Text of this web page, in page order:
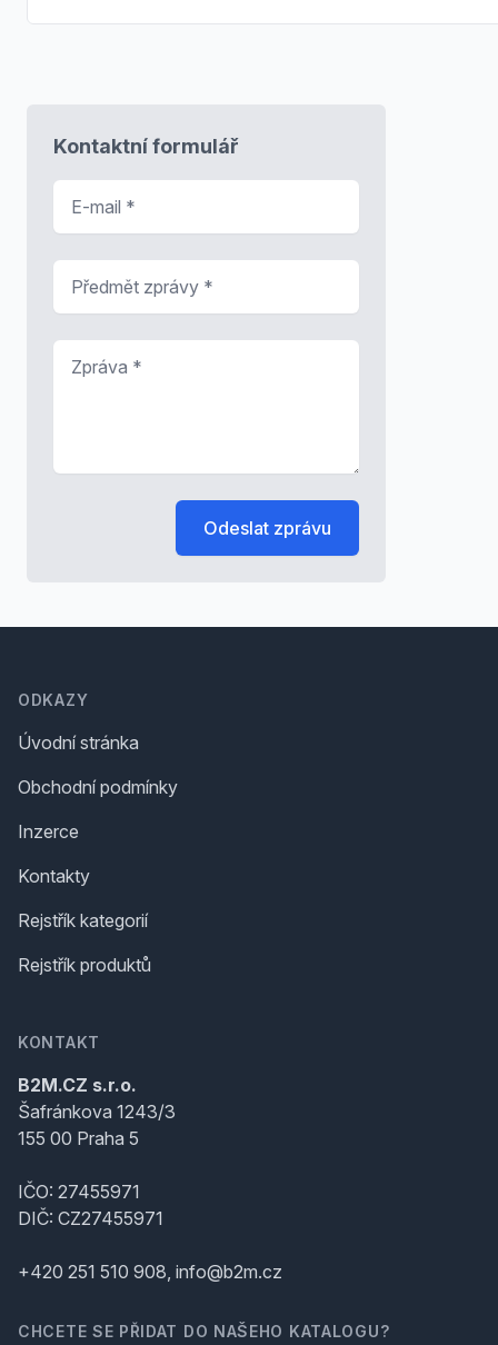
Kontaktní formulář
Odeslat zprávu
ODKAZY
Úvodní stránka
Obchodní podmínky
Inzerce
Kontakty
Rejstřík kategorií
Rejstřík produktů
KONTAKT
B2M.CZ s.r.o.
Šafránkova 1243/3
155 00 Praha 5
IČO: 27455971
DIČ: CZ27455971
+420 251 510 908, info@b2m.cz
CHCETE SE PŘIDAT DO NAŠEHO KATALOGU?